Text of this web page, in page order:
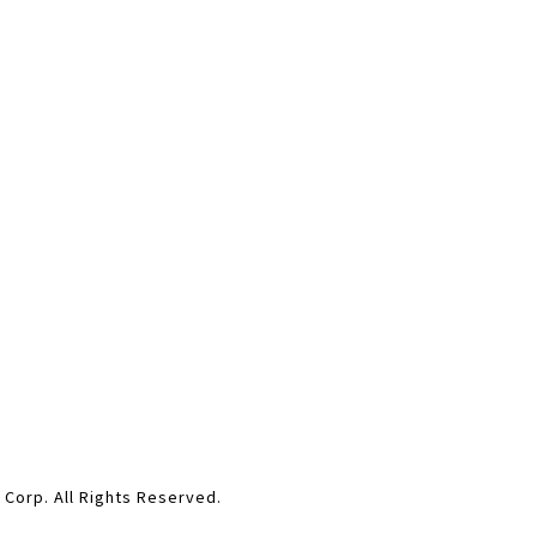
Corp. All Rights Reserved.